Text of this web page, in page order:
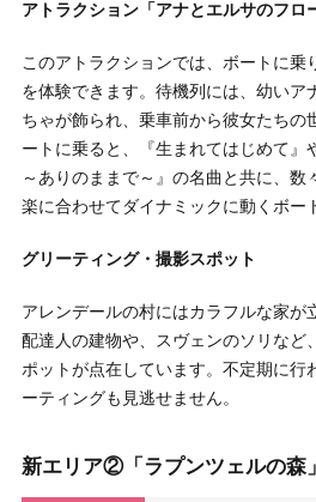
アトラクション「アナとエルサのフロ
このアトラクションでは、ボートに乗
を体験できます。待機列には、幼いア
ちゃが飾られ、乗車前から彼女たちの
ートに乗ると、『生まれてはじめて』
～ありのままで～』の名曲と共に、数
楽に合わせてダイナミックに動くボー
グリーティング・撮影スポット
アレンデールの村にはカラフルな家が
配達人の建物や、スヴェンのソリなど
ポットが点在しています。不定期に行
ーティングも見逃せません。
新エリア②「ラプンツェルの森」